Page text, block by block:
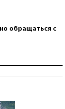
обращаться с